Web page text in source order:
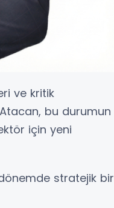
ve kritik
bu durumun
için yeni
stratejik bir